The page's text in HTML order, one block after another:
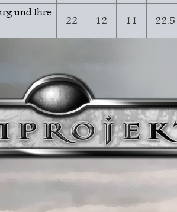
und Ihre
22 12 11 22,5